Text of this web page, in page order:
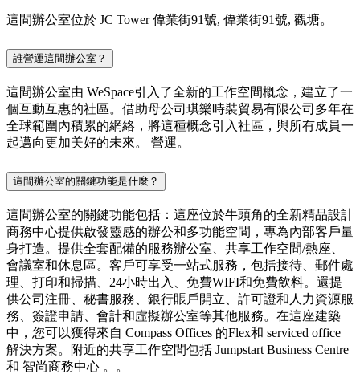
這間辦公室位於 JC Tower 偉業街91號, 偉業街91號, 觀塘。
誰營運這間辦公室？
這間辦公室由 WeSpace引入了全新的工作空間概念，建立了一
個互動互惠的社區。借助母公司琪樂時裝貿易有限公司多年在
全球範圍內積累的網絡，將這種概念引入社區，與所有成員一
起邁向更加美好的未來。 營運。
這間辦公室的關鍵功能是什麼？
這間辦公室的關鍵功能包括：這座位於牛頭角的全新精品設計
商務中心提供啟發靈感的辦公和多功能空間，專為內部客戶量
身打造。提供全套配備的服務辦公室、共享工作空間/熱座、
會議室和休息區。客戶可享受一站式服務，包括接待、郵件處
理、打印和掃描、24小時出入、免費WIFI和免費飲料。還提
供公司注冊、秘書服務、銀行賬戶開立、許可證和人力資源服
務、簽證申請、會計和虛擬辦公室等其他服務。在這座建築
中，您可以獲得來自 Compass Offices 的Flex和 serviced office
解決方案。附近的共享工作空間包括 Jumpstart Business Centre
和 智尚商務中心 。。